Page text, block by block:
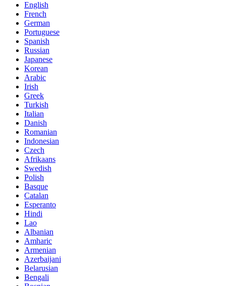
English
French
German
Portuguese
Spanish
Russian
Japanese
Korean
Arabic
Irish
Greek
Turkish
Italian
Danish
Romanian
Indonesian
Czech
Afrikaans
Swedish
Polish
Basque
Catalan
Esperanto
Hindi
Lao
Albanian
Amharic
Armenian
Azerbaijani
Belarusian
Bengali